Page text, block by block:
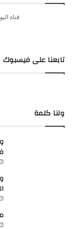
تابعنا على فيسبوك
ولنا كلمة